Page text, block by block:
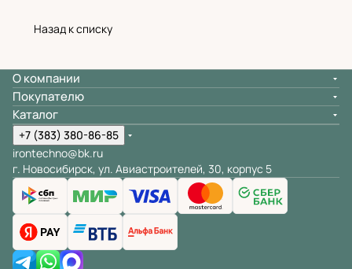
Назад к списку
О компании
Покупателю
Каталог
+7 (383) 380-86-85
irontechno@bk.ru
г. Новосибирск, ул. Авиастроителей, 30, корпус 5